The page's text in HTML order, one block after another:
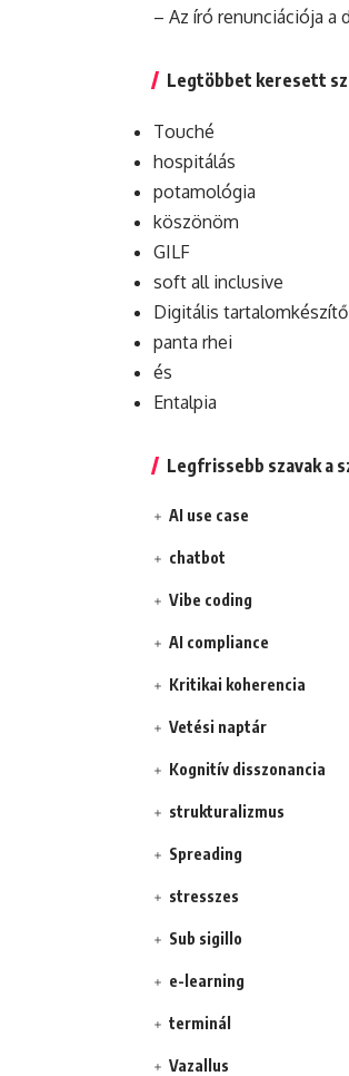
– Az író renunciációja
Legtöbbet keresett
Touché
hospitálás
potamológia
köszönöm
GILF
soft all inclusive
Digitális tartalomkészítő
panta rhei
és
Entalpia
Legfrissebb szavak a
AI use case
chatbot
Vibe coding
AI compliance
Kritikai koherencia
Vetési naptár
Kognitív disszonancia
strukturalizmus
Spreading
stresszes
Sub sigillo
e-learning
terminál
Vazallus